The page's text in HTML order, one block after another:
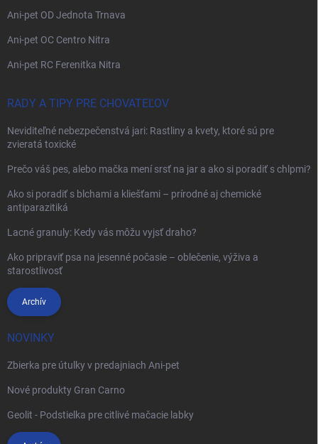
Ani-pet OD Jednota Trnava
Ani-pet OC Centro Nitra
Ani-pet RC Ferenitka Nitra
RADY A TIPY PRE CHOVATEĽOV
Neviditeľné nebezpečenstvá jari: Rastliny a kvety, ktoré sú pre
zvieratá toxické
Prečo váš pes, alebo mačka mení srsť na jar a ako si poradiť s chlpmi?
Ako si poradiť s blchami a kliešťami – prírodné aj chemické
antiparazitiká
Lacné granuly: Kedy vás môžu vyjsť draho?
Ako pripraviť psa na jesenné počasie – oblečenie, výživa a
starostlivosť
Archív
NOVINKY
Zbierka pre útulky v predajniach Ani-pet
Nové produkty Gran Carno
Geolit - Podstielka pre citlivé mačacie labky